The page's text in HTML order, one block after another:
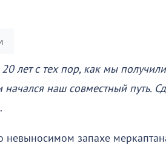
лет с тех пор, как мы получили
наш совместный путь.
запахе